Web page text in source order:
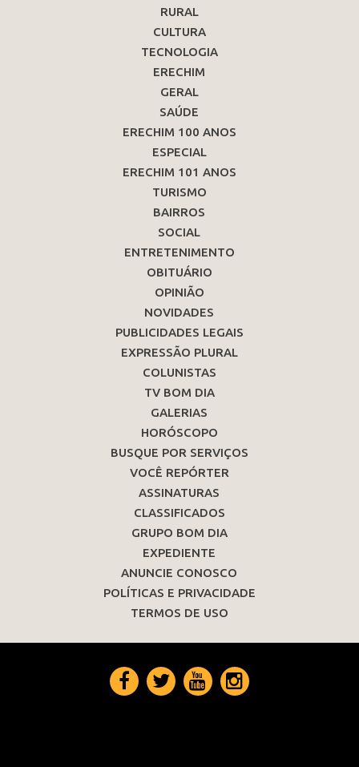
RURAL
CULTURA
TECNOLOGIA
ERECHIM
GERAL
SAÚDE
ERECHIM 100 ANOS
ESPECIAL
ERECHIM 101 ANOS
TURISMO
BAIRROS
SOCIAL
ENTRETENIMENTO
OBITUÁRIO
OPINIÃO
NOVIDADES
PUBLICIDADES LEGAIS
EXPRESSÃO PLURAL
COLUNISTAS
TV BOM DIA
GALERIAS
HORÓSCOPO
BUSQUE POR SERVIÇOS
VOCÊ REPÓRTER
ASSINATURAS
CLASSIFICADOS
GRUPO BOM DIA
EXPEDIENTE
ANUNCIE CONOSCO
POLÍTICAS E PRIVACIDADE
TERMOS DE USO